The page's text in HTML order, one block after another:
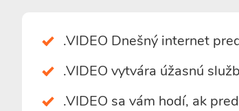
.VIDEO Dnešný internet
.VIDEO vytvára úžasnú
.VIDEO sa vám hodí, ak